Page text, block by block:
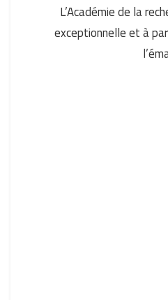
L’Académie de la
exceptionnelle et à